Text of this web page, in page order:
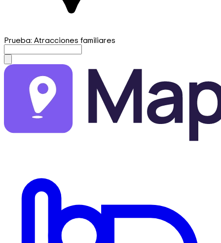
Prueba: Atracciones familiares